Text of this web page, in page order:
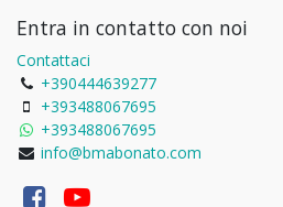
Entra in contatto con noi
Contattaci
+390444639277
+393488067695
+393488067695
info@bmabonato.com